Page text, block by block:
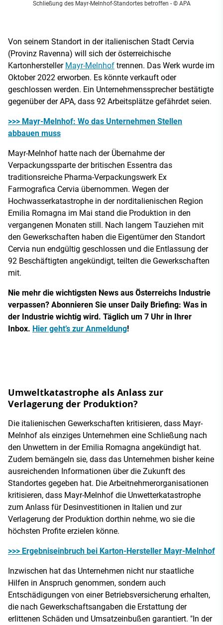
Schließung des Mayr-Melnhof-Standortes betroffen - © APA
Von seinem Standort in der italienischen Stadt Cervia
(Provinz Ravenna) will sich der österreichische
Kartonhersteller Mayr-Melnhof trennen. Das Werk wurde im
Oktober 2022 erworben. Es könnte verkauft oder
geschlossen werden. Ein Unternehmenssprecher bestätigte
gegenüber der APA, dass 92 Arbeitsplätze gefährdet seien.
>>> Mayr-Melnhof: Wo das Unternehmen Stellen
abbauen muss
Mayr-Melnhof hatte nach der Übernahme der
Verpackungssparte der britischen Essentra das
traditionsreiche Pharma-Verpackungswerk Ex
Farmografica Cervia übernommen. Wegen der
Hochwasserkatastrophe in der norditalienischen Region
Emilia Romagna im Mai stand die Produktion in den
vergangenen Monaten still. Nach langem Tauziehen mit
den Gewerkschaften haben die Eigentümer den Standort
Cervia nun endgültig geschlossen und die Entlassung der
92 Beschäftigten angekündigt, teilten die Gewerkschaften
mit.
Nie mehr die wichtigsten News aus Österreichs Industrie
verpassen? Abonnieren Sie unser Daily Briefing: Was in
der Industrie wichtig wird. Täglich um 7 Uhr in Ihrer
Inbox. Hier geht’s zur Anmeldung!
Umweltkatastrophe als Anlass zur
Verlagerung der Produktion?
Die italienischen Gewerkschaften kritisieren, dass Mayr-
Melnhof als einziges Unternehmen eine Schließung nach
den Unwettern in der Emilia Romagna angekündigt hat.
Zudem bemängeln sie, dass das Unternehmen bisher keine
ausreichenden Informationen über die Zukunft des
Standortes gegeben hat. Die Arbeitnehmerorganisationen
kritisieren, dass Mayr-Melnhof die Unwetterkatastrophe
zum Anlass für Desinvestitionen in Italien und zur
Verlagerung der Produktion dorthin nehme, wo sie die
höchsten Profite erzielen könne.
>>> Ergebniseinbruch bei Karton-Hersteller Mayr-Melnhof
Inzwischen hat das Unternehmen nicht nur staatliche
Hilfen in Anspruch genommen, sondern auch
Entschädigungen von einer Betriebsversicherung erhalten,
die nach Gewerkschaftsangaben die Erstattung der
erlittenen Schäden und Umsatzeinbußen garantiert. "In der